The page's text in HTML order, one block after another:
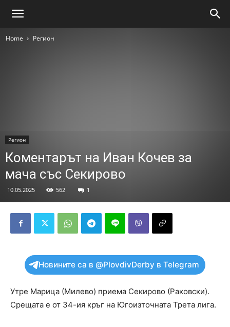
Home Регион
Регион
Коментарът на Иван Кочев за
мача със Секирово
10.05.2025 562 1
Новините са в @PlovdivDerby в Telegram
Утре Марица (Милево) приема Секирово (Раковски).
Срещата е от 34-ия кръг на Югоизточната Трета лига.